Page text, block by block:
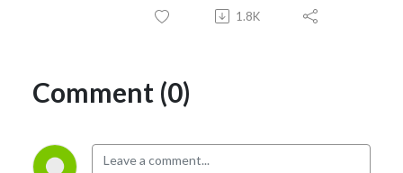
1.8K
Comment (0)